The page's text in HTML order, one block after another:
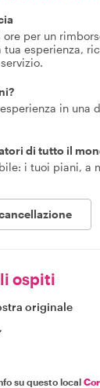
per un
esperienza,
in una
di tutto il
i tuoi piani, a
ospiti
originale
su questo local